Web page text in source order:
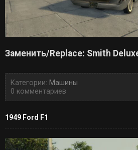
Заменить/Replace: Smith
Категории: Машины
0 комментариев
1949 Ford F1